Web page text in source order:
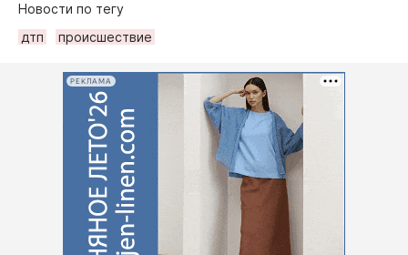
Новости по тегу
дтп
происшествие
РЕКЛАМА